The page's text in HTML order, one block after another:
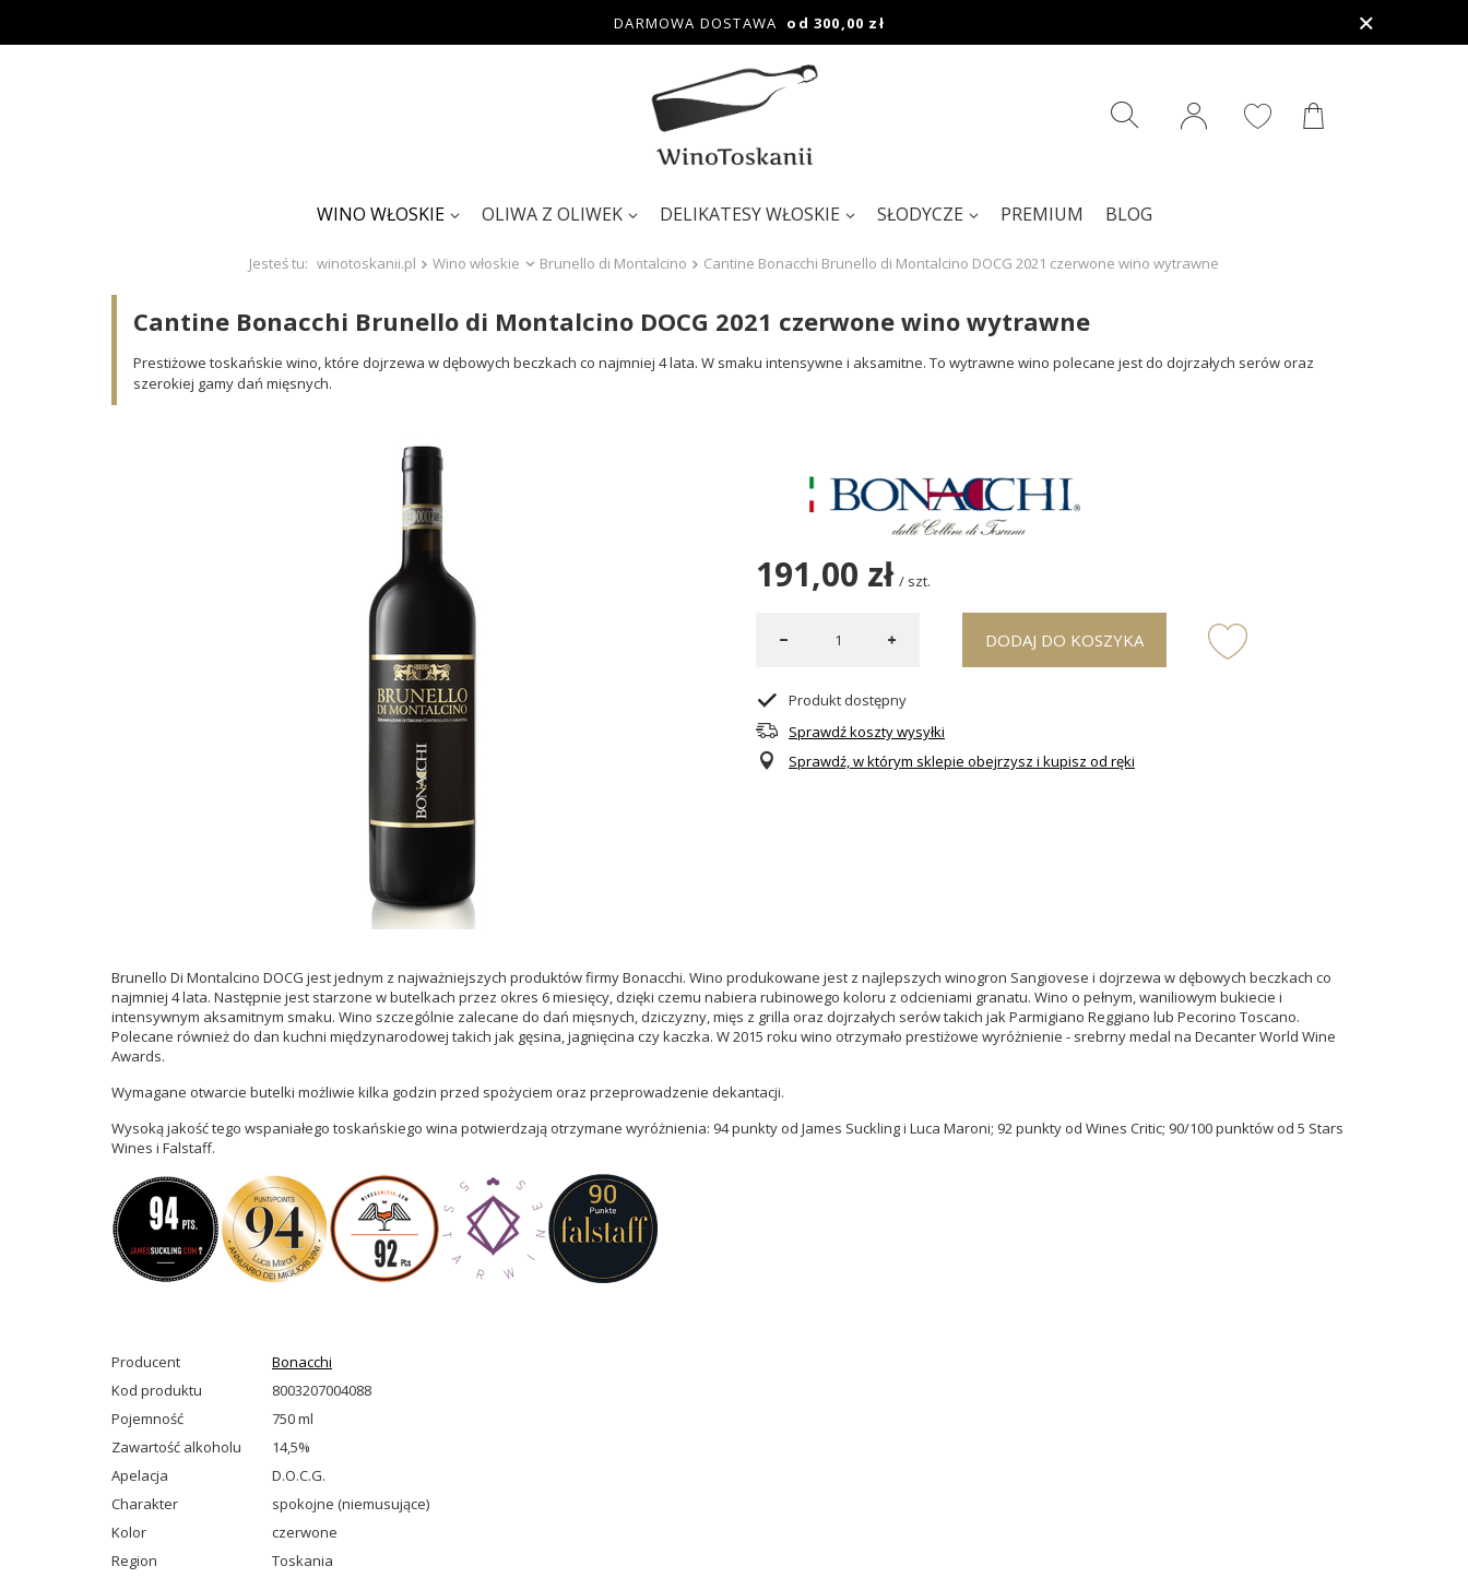
DARMOWA DOSTAWA od 300,00 zł
WINO WŁOSKIE OLIWA Z OLIWEK DELIKATESY WŁOSKIE SŁODYCZE PREMIUM BLOG
Jesteś tu: winotoskanii.pl Wino włoskie Brunello di Montalcino Cantine Bonacchi Brunello di Montalcino DOCG 2021 czerwone wino wytrawne
Cantine Bonacchi Brunello di Montalcino DOCG 2021 czerwone wino wytrawne
Prestiżowe toskańskie wino, które dojrzewa w dębowych beczkach co najmniej 4 lata. W smaku intensywne i aksamitne. To wytrawne wino polecane jest do dojrzałych serów oraz
szerokiej gamy dań mięsnych.
191,00 zł / szt.
DODAJ DO KOSZYKA
Produkt dostępny
Sprawdź koszty wysyłki
Sprawdź, w którym sklepie obejrzysz i kupisz od ręki
Brunello Di Montalcino DOCG jest jednym z najważniejszych produktówfirmyBonacchi. Wino produkowane jest z najlepszych winogron Sangiovese i dojrzewa w dębowych beczkach co
najmniej 4 lata. Następnie jest starzone w butelkach przez okres 6 miesięcy, dzięki czemu nabiera rubinowego koloru z odcieniami granatu. Wino o pełnym, waniliowym bukiecie i
intensywnym aksamitnym smaku. Wino szczególnie zalecane do dań mięsnych, dziczyzny, mięs z grilla oraz dojrzałych serów takich jak Parmigiano Reggiano lub Pecorino Toscano.
Polecane również do dan kuchni międzynarodowej takich jak gęsina, jagnięcina czy kaczka. W 2015 roku wino otrzymało prestiżowe wyróżnienie - srebrny medal na Decanter World Wine
Awards.
Wymagane otwarcie butelki możliwie kilka godzin przed spożyciem oraz przeprowadzenie dekantacji.
Wysoką jakość tego wspaniałego toskańskiego wina potwierdzają otrzymane wyróżnienia: 94 punkty od James Suckling i Luca Maroni; 92 punkty od Wines Critic; 90/100 punktów od 5 Stars
Wines i Falstaff.
Producent
Bonacchi
Kod produktu
8003207004088
Pojemność
750 ml
Zawartość alkoholu
14,5%
Apelacja
D.O.C.G.
Charakter
spokojne (niemusujące)
Kolor
czerwone
Region
Toskania